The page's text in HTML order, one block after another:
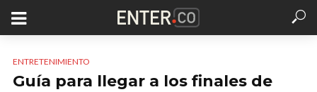
ENTRETENIMIENTO
Guía para llegar a los finales de